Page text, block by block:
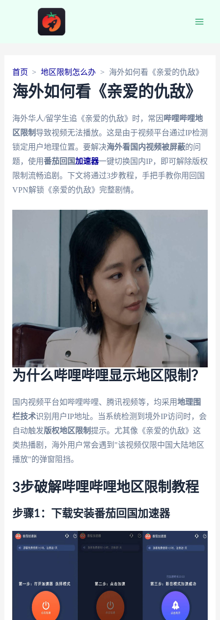
首页 地区限制怎么办 海外如何看《亲爱的仇敌》
海外如何看《亲爱的仇敌》
海外华人/留学生追《亲爱的仇敌》时，常因 哔哩哔哩地
区限制 导致视频无法播放。这是由于视频平台通过IP检测
锁定用户地理位置。要解决海外看国内视频被屏蔽的问
题，使用番茄回国加速器一键切换国内IP，即可解除版权
限制流畅追剧。下文将通过3步教程，手把手教你用回国
VPN解锁《亲爱的仇敌》完整剧情。
为什么哔哩哔哩显示地区限制？
国内视频平台如哔哩哔哩、腾讯视频等，均采用地理围
栏技术识别用户IP地址。当系统检测到境外IP访问时，会
自动触发版权地区限制提示。尤其像《亲爱的仇敌》这
类热播剧，海外用户常会遇到"该视频仅限中国大陆地区
播放"的弹窗阻挡。
3步破解哔哩哔哩地区限制教程
步骤1：下载安装番茄回国加速器